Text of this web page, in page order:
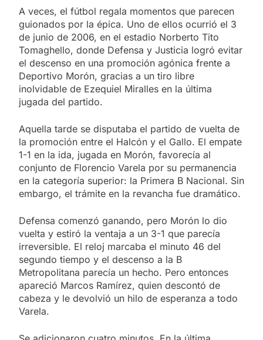
A veces, el fútbol regala momentos que parecen
guionados por la épica. Uno de ellos ocurrió el 3
de junio de 2006, en el estadio Norberto Tito
Tomaghello, donde Defensa y Justicia logró evitar
el descenso en una promoción agónica frente a
Deportivo Morón, gracias a un tiro libre
inolvidable de Ezequiel Miralles en la última
jugada del partido.
Aquella tarde se disputaba el partido de vuelta de
la promoción entre el Halcón y el Gallo. El empate
1-1 en la ida, jugada en Morón, favorecía al
conjunto de Florencio Varela por su permanencia
en la categoría superior: la Primera B Nacional. Sin
embargo, el trámite en la revancha fue dramático.
Defensa comenzó ganando, pero Morón lo dio
vuelta y estiró la ventaja a un 3-1 que parecía
irreversible. El reloj marcaba el minuto 46 del
segundo tiempo y el descenso a la B
Metropolitana parecía un hecho. Pero entonces
apareció Marcos Ramírez, quien descontó de
cabeza y le devolvió un hilo de esperanza a todo
Varela.